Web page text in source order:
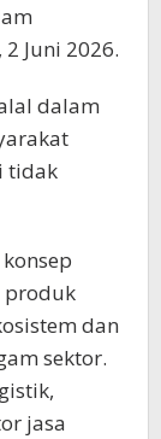
Juni 2026.
dalam
tidak
produk
dan
sektor.
jasa